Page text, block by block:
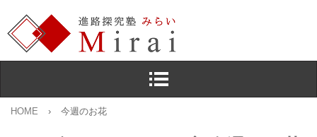
HOME › 今週のお花